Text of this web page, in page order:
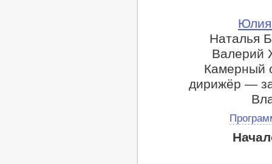
Юлия
Наталья
Валерий
Камерный
дирижёр —